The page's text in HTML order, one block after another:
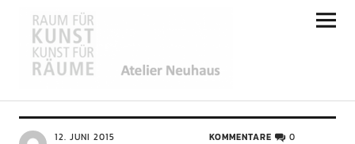
Atelier Neuhaus
ALLGEMEIN
12. JUNI 2015 KOMMENTARE 0